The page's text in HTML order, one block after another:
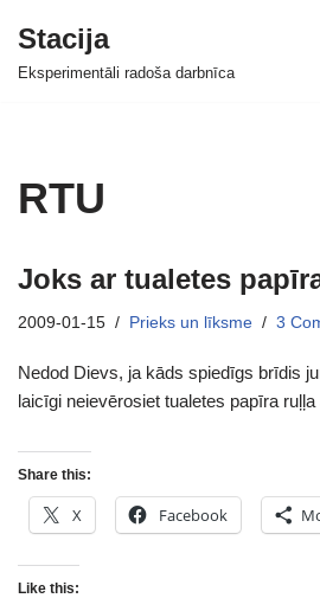
Skip
Stacija
Eksperimentāli radoša darbnīca
RTU
Joks ar tualetes
2009-01-15 Prieks un līksme 3
Nedod Dievs, ja kāds spiedīgs brīdis
laicīgi neievērosiet tualetes papīra
Share this:
X Facebook
Like this: